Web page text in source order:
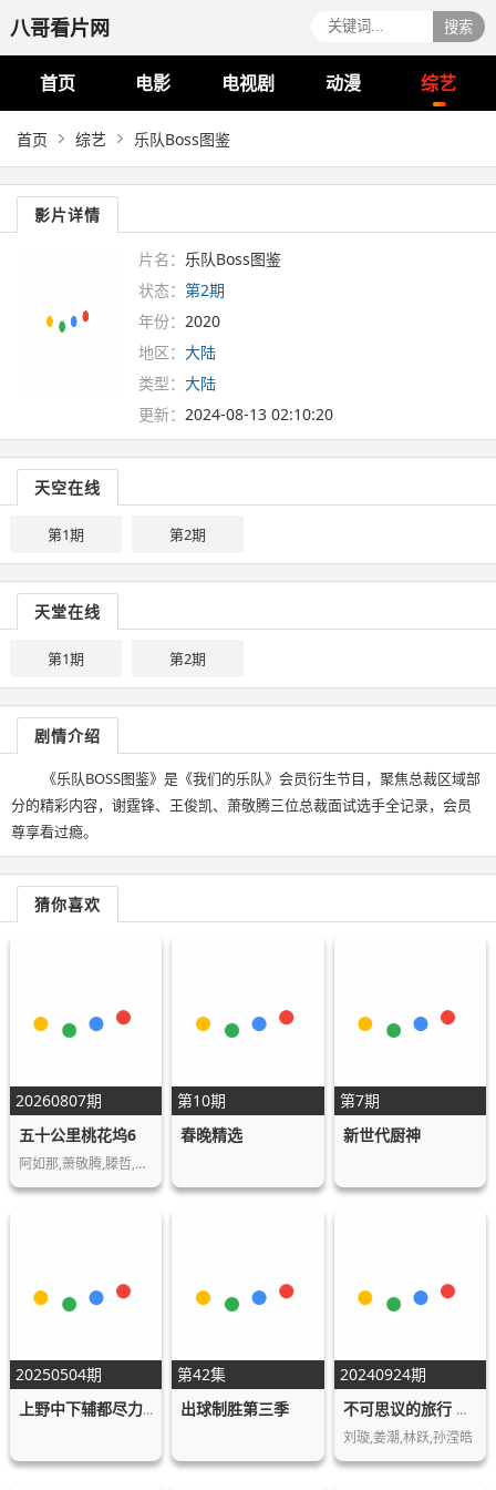
八哥看片网 搜索
首页 电影 电视剧 动漫 综艺
首页 综艺 乐队Boss图鉴
影片详情
片名： 乐队Boss图鉴
状态： 第2期
年份： 2020
地区： 大陆
类型： 大陆
更新： 2024-08-13 02:10:20
天空在线
第1期 第2期
天堂在线
第1期 第2期
剧情介绍
《乐队BOSS图鉴》是《我们的乐队》会员衍生节目，聚焦总裁区域部
分的精彩内容，谢霆锋、王俊凯、萧敬腾三位总裁面试选手全记录，会员
尊享看过瘾。
猜你喜欢
20260807期
五十公里桃花坞6
阿如那,萧敬腾,滕哲,袁咏仪,彭冠英,周涛,…
第10期
春晚精选
第7期
新世代厨神
20250504期
上野中下辅都尽力啦
第42集
出球制胜第三季
20240924期
不可思议的旅行 亚洲篇
刘璇,姜潮,林跃,孙滢皓